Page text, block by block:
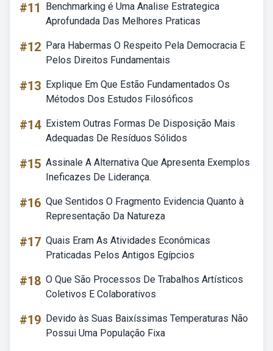
#11
Benchmarking é Uma Analise Estrategica
Aprofundada Das Melhores Praticas
#12 Para Habermas O Respeito Pela Democracia E
Pelos Direitos Fundamentais
#13 Explique Em Que Estão Fundamentados Os
Métodos Dos Estudos Filosóficos
#14 Existem Outras Formas De Disposição Mais
Adequadas De Resíduos Sólidos
#15 Assinale A Alternativa Que Apresenta Exemplos
Ineficazes De Liderança.
#16 Que Sentidos O Fragmento Evidencia Quanto à
Representação Da Natureza
#17 Quais Eram As Atividades Econômicas
Praticadas Pelos Antigos Egípcios
#18 O Que São Processos De Trabalhos Artísticos
Coletivos E Colaborativos
#19 Devido às Suas Baixíssimas Temperaturas Não
Possui Uma População Fixa